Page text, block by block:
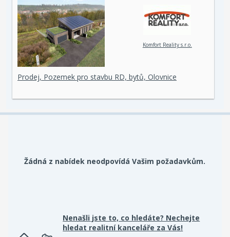
Komfort Reality s.r.o.
Prodej, Pozemek pro stavbu RD, bytů, Olovnice
Žádná z nabídek neodpovídá Vašim požadavkům.
Nenašli jste to, co hledáte? Nechejte
hledat realitní kanceláře za Vás!